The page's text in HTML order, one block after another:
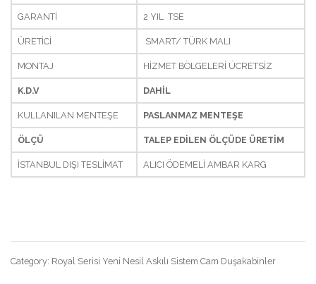
Açılır
Köşe
GARANTİ 2 YIL TSE
ÜRETİCİ SMART/ TÜRK MALI
MONTAJ HİZMET BÖLGELERİ ÜCRETSİZ
K.D.V DAHİL
KULLANILAN MENTEŞE PASLANMAZ MENTEŞE
ÖLÇÜ TALEP EDİLEN ÖLÇÜDE ÜRETİM
İSTANBUL DIŞI TESLİMAT ALICI ÖDEMELİ AMBAR KARG
Category: Royal Serisi Yeni Nesil Askılı Sistem Cam Duşakabinler